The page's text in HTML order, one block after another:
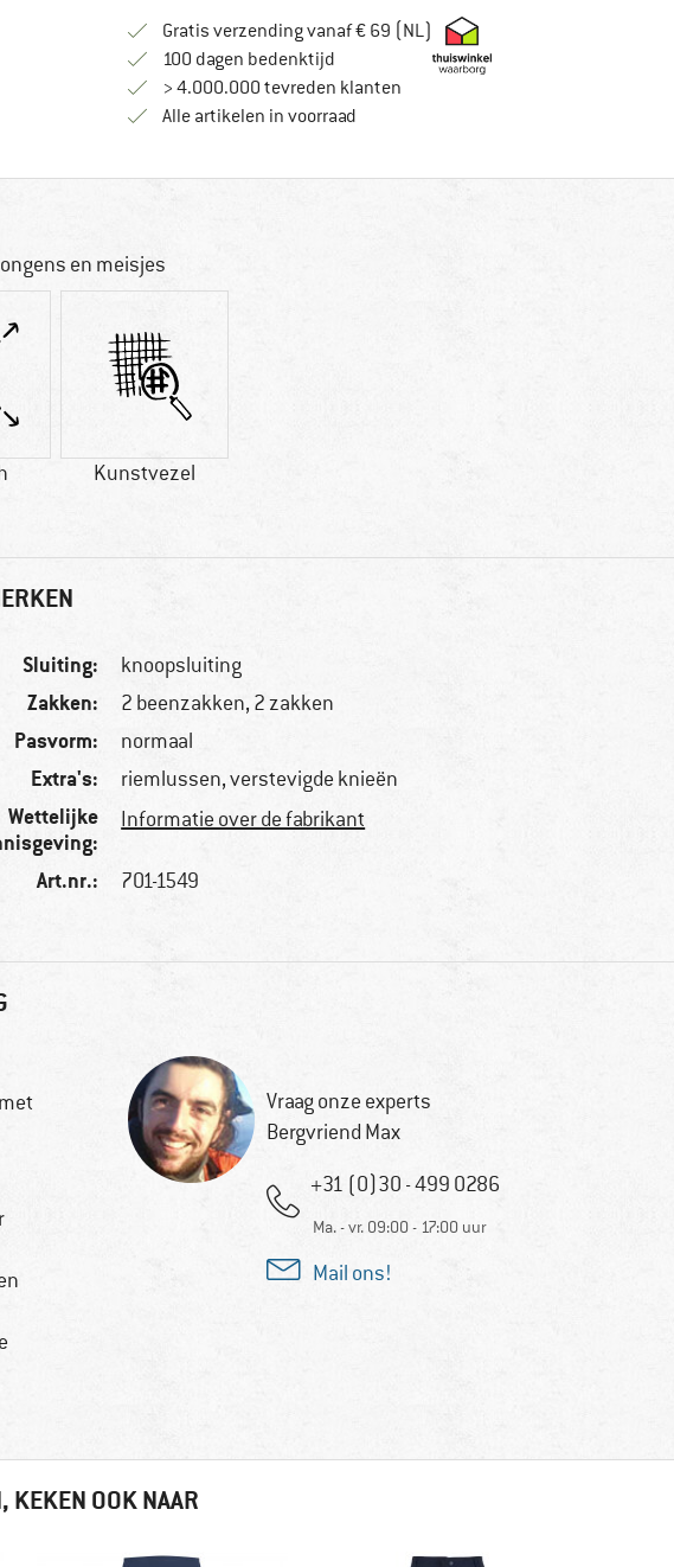
Gratis verzending vanaf € 69 (NL) Vind hier de
100 dagen bedenktijdVind de betalingsinformatie hier! Opent in
> 4.000.000 tevreden klanten
Alle artikelen in voorraad
en meisjes
Kunstvezel
Sluiting: knoopsluiting
Zakken: 2 beenzakken, 2 zakken
Pasvorm: normaal
Extra's: riemlussen, verstevigde knieën
Wettelijke
Informatie over de fabrikant
Art.nr.: 701-1549
Vraag onze experts
Bergvriend Max
+31 (0)30 - 499 0286
Ma. - vr. 09:00 - 17:00 uur
Mail ons!
KEKEN OOK NAAR